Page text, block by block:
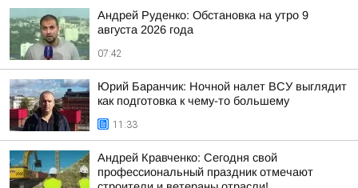
Андрей Руденко: Обстановка на утро 9
августа 2026 года
07:42
Юрий Баранчик: Ночной налет ВСУ выглядит
как подготовка к чему-то большему
11:33
Андрей Кравченко: Сегодня свой
профессиональный праздник отмечают